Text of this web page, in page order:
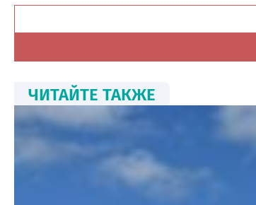
ЧИТАЙТЕ ТАКЖЕ